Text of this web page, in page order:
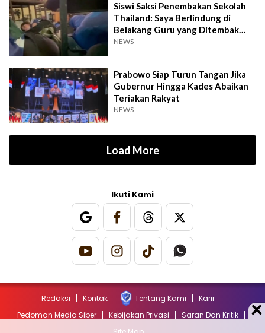
Siswi Saksi Penembakan Sekolah
Thailand: Saya Berlindung di
Belakang Guru yang Ditembak
Mati
NEWS
Prabowo Siap Turun Tangan Jika
Gubernur Hingga Kades Abaikan
Teriakan Rakyat
NEWS
Load More
Ikuti Kami
Redaksi Kontak Tentang Kami
Karir
Pedoman Media Siber
Kebijakan Privasi
Saran Dan Kritik